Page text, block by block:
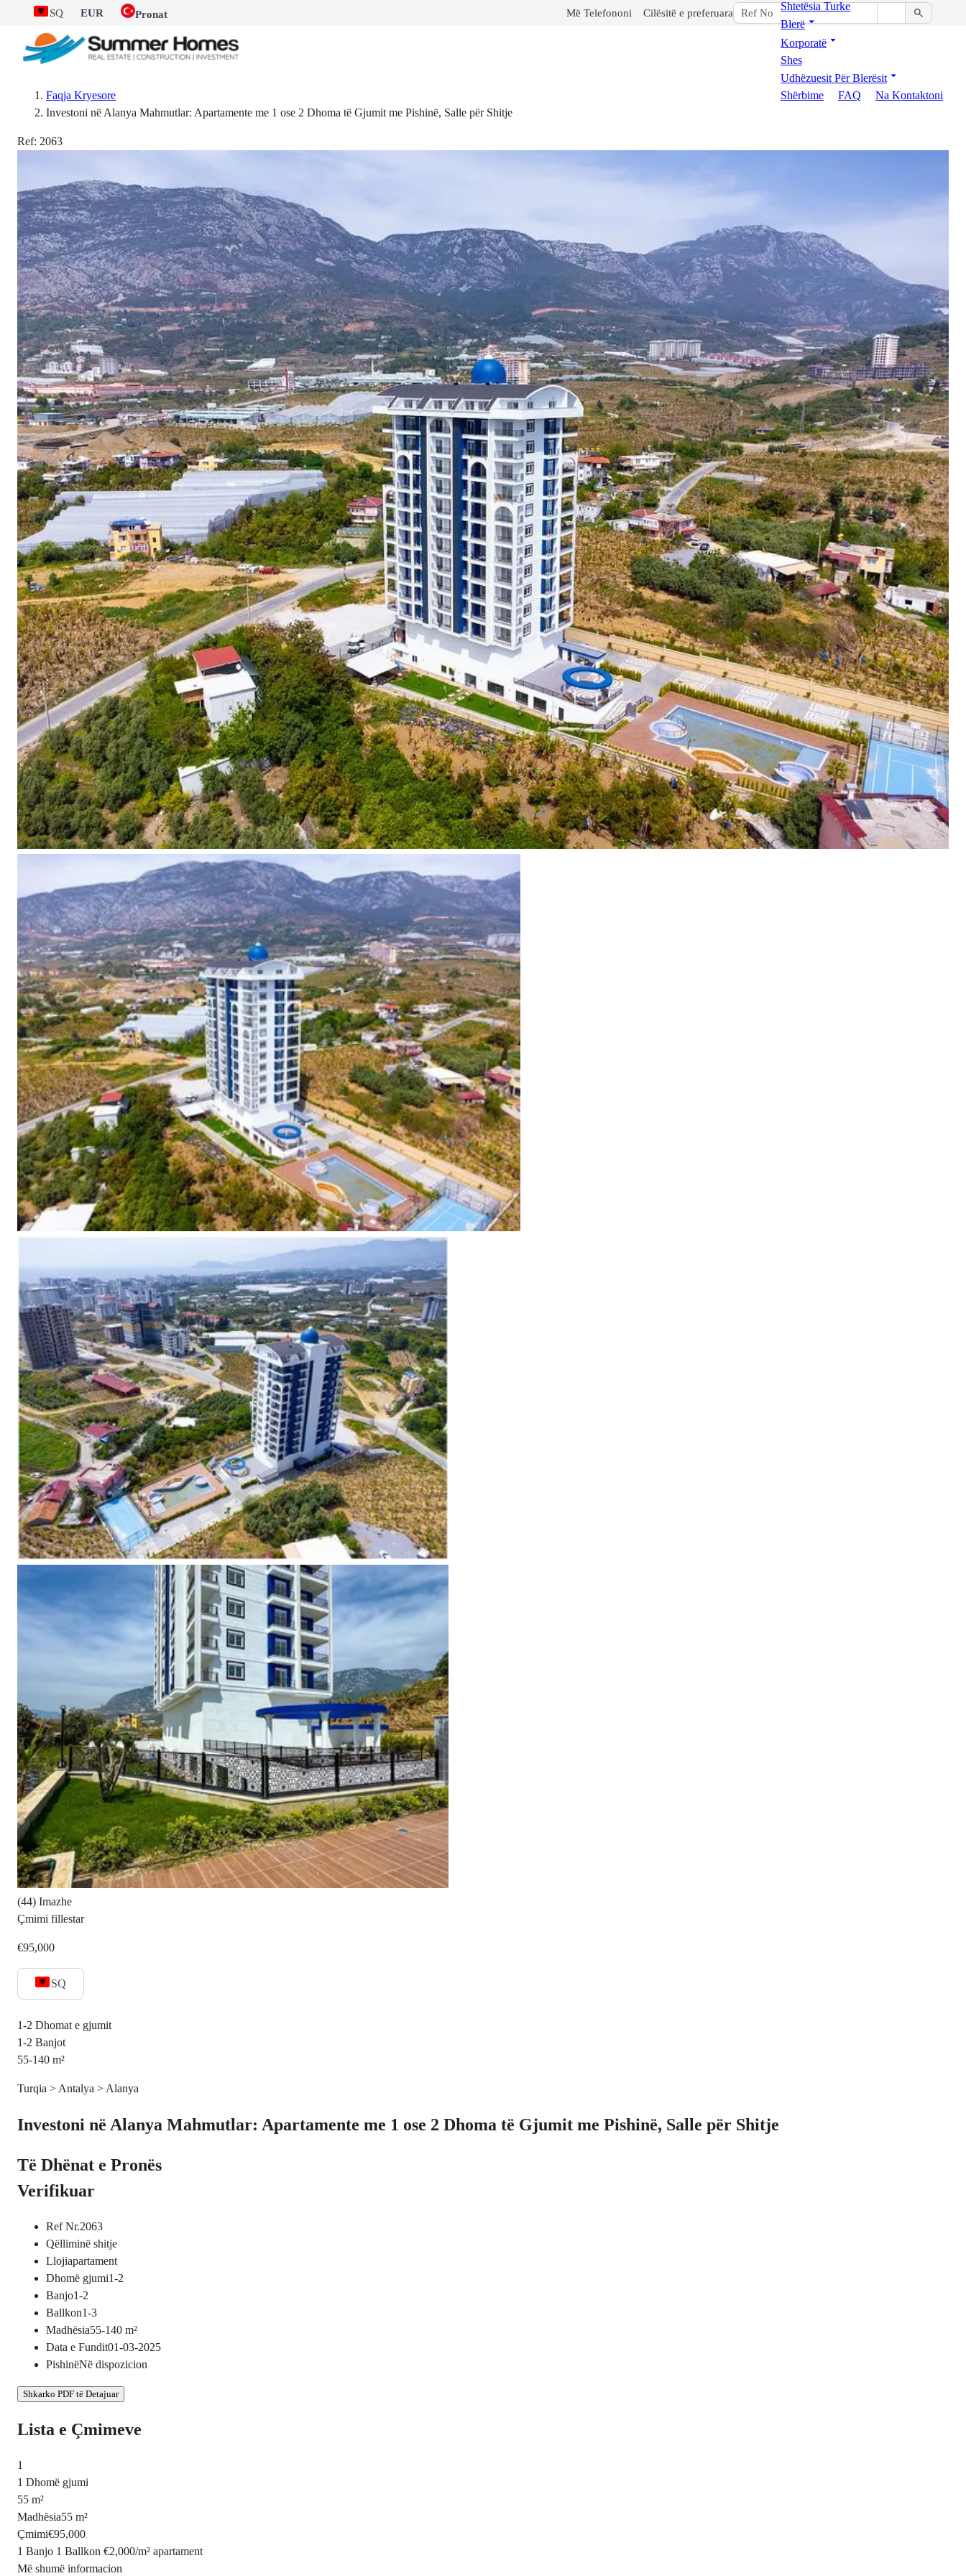
SQ EUR Pronat Më Telefononi Cilësitë e preferuara
Shtetësia Turke
Blerë
Korporatë
Shes
Udhëzuesit Për Blerësit
Shërbime
FAQ Na Kontaktoni
Faqja Kryesore
Investoni në Alanya Mahmutlar: Apartamente me 1 ose 2 Dhoma të Gjumit me Pishinë, Salle për Shitje
Ref: 2063
(44) Imazhe
Çmimi fillestar
€95,000
SQ
1-2 Dhomat e gjumit
1-2 Banjot
55-140 m²
Turqia > Antalya > Alanya
Investoni në Alanya Mahmutlar: Apartamente me 1 ose 2 Dhoma të Gjumit me Pishinë, Salle për Shitje
Të Dhënat e Pronës
Verifikuar
Ref Nr.2063
Qëlliminë shitje
Llojiapartament
Dhomë gjumi1-2
Banjo1-2
Ballkon1-3
Madhësia55-140 m²
Data e Fundit01-03-2025
PishinëNë dispozicion
Shkarko PDF të Detajuar
Lista e Çmimeve
1
1 Dhomë gjumi
55 m²
Madhësia55 m²
Çmimi€95,000
1 Banjo 1 Ballkon €2,000/m² apartament
Më shumë informacion